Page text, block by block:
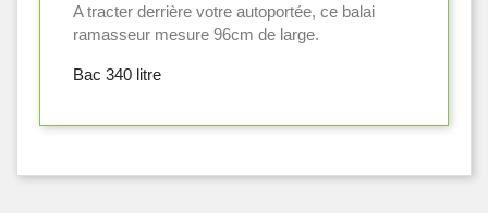
A tracter derrière votre autoportée, ce balai
ramasseur mesure 96cm de large.
Bac 340 litre